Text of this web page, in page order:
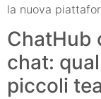
la nuova
ChatHub
chat:
piccoli